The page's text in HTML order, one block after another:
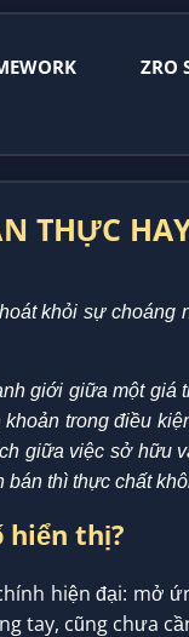
ZRO
THỰC
khỏi sự choáng
giới giữa một giá
trong điều
giữa việc sở hữu
thì thực chất
hiển thị?
hiện đại: mở
tay, cũng chưa